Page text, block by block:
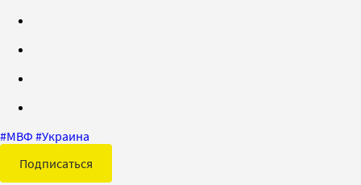
#МВФ #Украина
Подписаться